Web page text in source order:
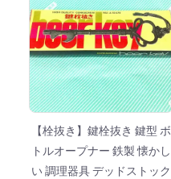
【栓抜き】鍵栓抜き 鍵型 ボ
トルオープナー 鉄製 懐かし
い 調理器具 デッドストック